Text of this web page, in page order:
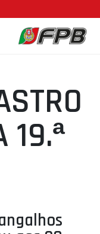
19.ª